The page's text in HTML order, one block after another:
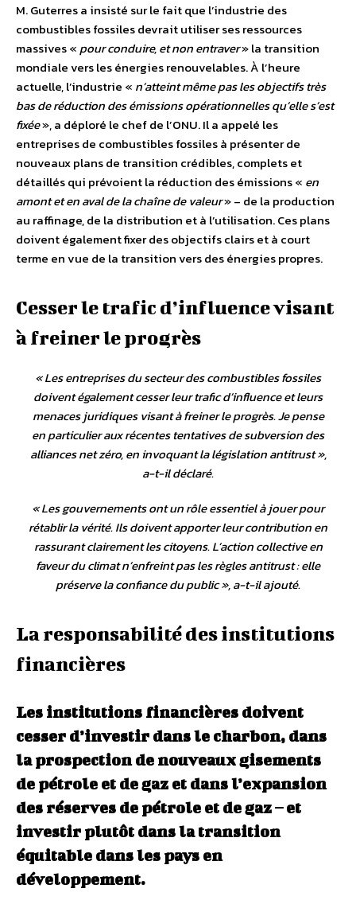
M. Guterres a insisté sur le fait que l’industrie des
combustibles fossiles devrait utiliser ses ressources
massives «pour conduire, et non entraver» la transition
mondiale vers les énergies renouvelables. À l’heure
actuelle, l’industrie « n’atteint même pas les objectifs très
bas de réduction des émissions opérationnelles qu’elle s’est
fixée», a déploré le chef de l’ONU. Il a appelé les
entreprises de combustibles fossiles à présenter de
nouveaux plans de transition crédibles, complets et
détaillés qui prévoient la réduction des émissions « en
amont et en aval de la chaîne de valeur» – de la production
au raffinage, de la distribution et à l’utilisation. Ces plans
doivent également fixer des objectifs clairs et à court
terme en vue de la transition vers des énergies propres.
Cesser le trafic d’influence visant
à freiner le progrès
«Les entreprises du secteur des combustibles fossiles
doivent également cesser leur trafic d’influence et leurs
menaces juridiques visant à freiner le progrès. Je pense
en particulier aux récentes tentatives de subversion des
alliances net zéro, en invoquant la législation antitrust»,
a-t-il déclaré.
«Les gouvernements ont un rôle essentiel à jouer pour
rétablir la vérité. Ils doivent apporter leur contribution en
rassurant clairement les citoyens. L’action collective en
faveur du climat n’enfreint pas les règles antitrust : elle
préserve la confiance du public», a-t-il ajouté.
La responsabilité des institutions
financières
Les institutions financières doivent
cesser d’investir dans le charbon, dans
la prospection de nouveaux gisements
de pétrole et de gaz et dans l’expansion
des réserves de pétrole et de gaz – et
investir plutôt dans la transition
équitable dans les pays en
développement.